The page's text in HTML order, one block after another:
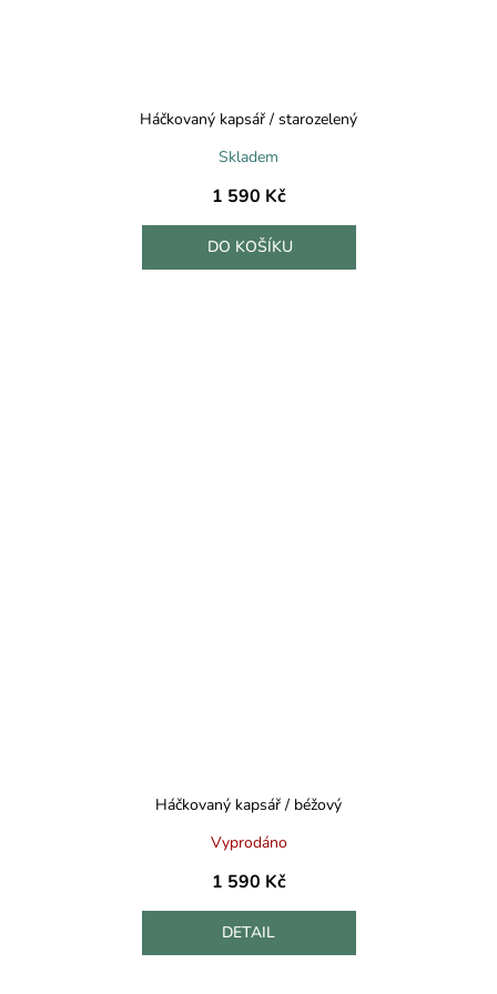
Háčkovaný kapsář / starozelený
Skladem
1 590 Kč
DO KOŠÍKU
Háčkovaný kapsář / béžový
Vyprodáno
1 590 Kč
DETAIL